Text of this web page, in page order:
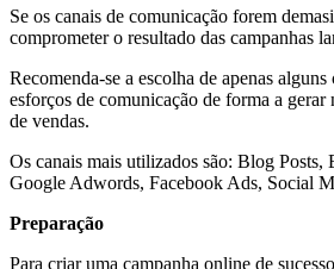
Se os canais de comunicação forem
comprometer o resultado das campanhas
Recomenda-se a escolha de apenas
esforços de comunicação de forma a
de vendas.
Os canais mais utilizados são: Blog Posts,
Google Adwords, Facebook Ads, Social
Preparação
Para criar uma campanha online de